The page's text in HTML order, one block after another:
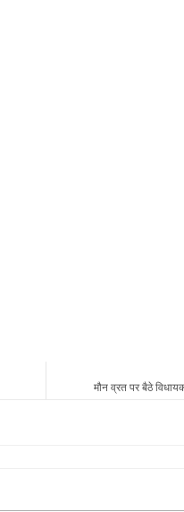
मौन व्रत पर बैठे